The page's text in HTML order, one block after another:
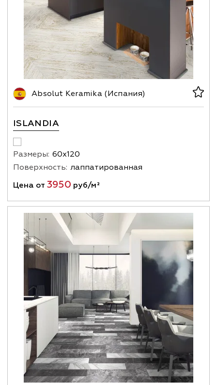
Absolut Keramika (Испания)
ISLANDIA
Размеры: 60х120
Поверхность: лаппатированная
Цена от 3950 руб/м²